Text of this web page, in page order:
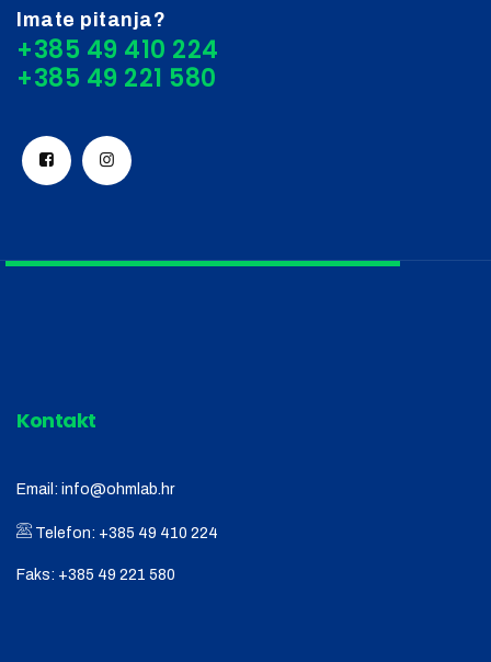
Imate pitanja?
+385 49 410 224
Kontakt
Email: info@ohmlab.hr
Telefon: +385 49 410 224
Faks: +385 49 221 580